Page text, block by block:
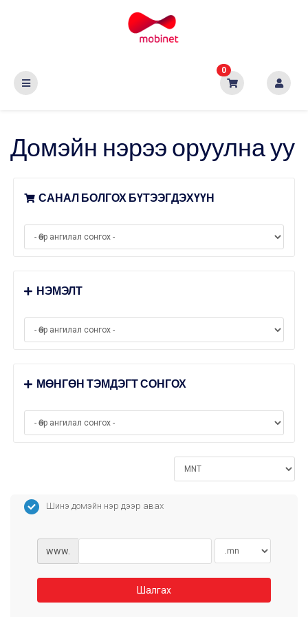
0
Домэйн нэрээ оруулна уу
САНАЛ БОЛГОХ БҮТЭЭГДЭХҮҮН
НЭМЭЛТ
МӨНГӨН ТЭМДЭГТ СОНГОХ
Шинэ домэйн нэр дээр авах
www.
Шалгах